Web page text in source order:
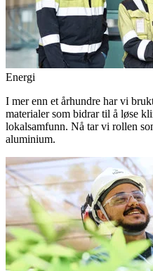
Energi
I mer enn et århundre har vi
materialer som bidrar til å løse
lokalsamfunn. Nå tar vi rollen
aluminium.